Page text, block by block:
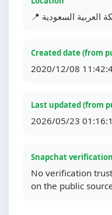
العربية السعودية
Created date (from
2020/12/08
Last updated (from
2026/05/23
Snapchat
No verification
on the public